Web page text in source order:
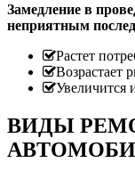
Замедление в
неприятным
Растет
Возрастает
Увеличится
ВИДЫ